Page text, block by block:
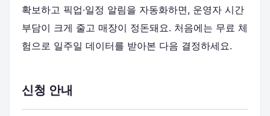
확보하고 픽업·일정 알림을 자동화하면, 운영자 시간
부담이 크게 줄고 매장이 정돈돼요. 처음에는 무료 체
험으로 일주일 데이터를 받아본 다음 결정하세요.
신청 안내